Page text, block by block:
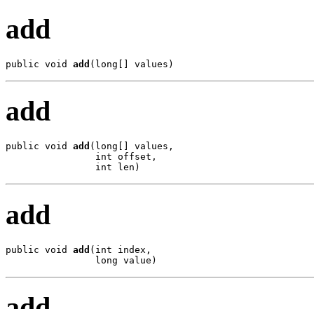
add
public void add (long[] values)
add
public void add (long[] values,
                int offset,
                int len)
add
public void add (int index,
                long value)